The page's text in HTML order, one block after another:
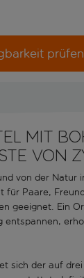
prüfen
mit
von
von der Natur
für Paare,
geeignet. Ein
entspannen,
sich der auf